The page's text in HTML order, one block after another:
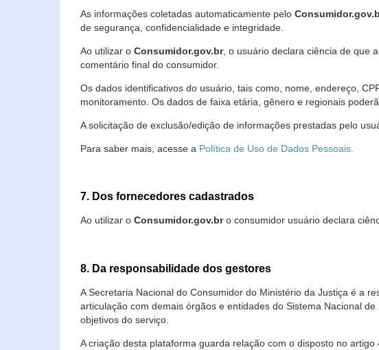
As informações coletadas automaticamente pelo
de segurança, confidencialidade e integridade.
Ao utilizar o Consumidor.gov.br, o usuário declara ciência de que
comentário final do consumidor.
Os dados identificativos do usuário, tais como, nome, endereço,
monitoramento. Os dados de faixa etária, gênero e regionais
A solicitação de exclusão/edição de informações prestadas pelo
Para saber mais, acesse a Política de Uso de Dados Pessoais.
7. Dos fornecedores cadastrados
Ao utilizar o Consumidor.gov.bro consumidor usuário declara
8. Da responsabilidade dos gestores
A Secretaria Nacional do Consumidor do Ministério da Justiça é a
articulação com demais órgãos e entidades do Sistema Nacional
objetivos do serviço.
A criação desta plataforma guarda relação com o disposto no